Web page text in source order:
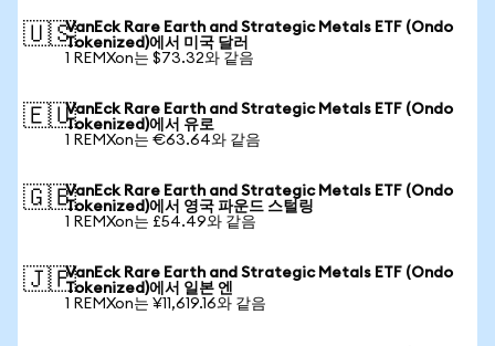
🇺🇸VanEck Rare Earth and Strategic Metals ETF (Ondo
Tokenized)에서 미국 달러
1 REMXon는 $73.32와 같음
🇪🇺VanEck Rare Earth and Strategic Metals ETF (Ondo
Tokenized)에서 유로
1 REMXon는 €63.64와 같음
🇬🇧VanEck Rare Earth and Strategic Metals ETF (Ondo
Tokenized)에서 영국 파운드 스털링
1 REMXon는 £54.49와 같음
🇯🇵VanEck Rare Earth and Strategic Metals ETF (Ondo
Tokenized)에서 일본 엔
1 REMXon는 ¥11,619.16와 같음